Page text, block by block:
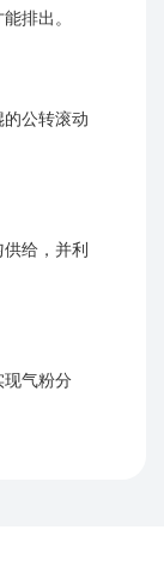
排出。
公转滚动
给，并利
现气粉分